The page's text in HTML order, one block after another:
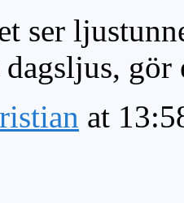
ser
dagsljus,
at